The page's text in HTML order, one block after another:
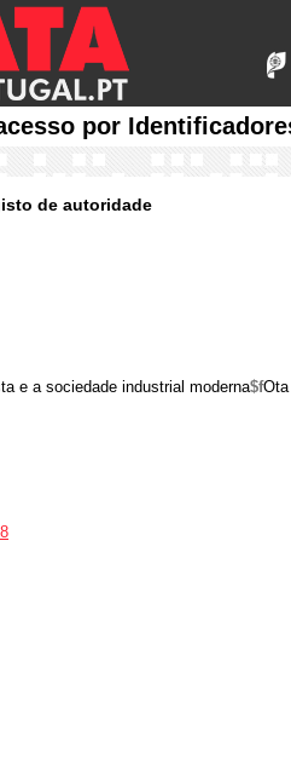
por
de autoridade
e a sociedade industrial moderna$f